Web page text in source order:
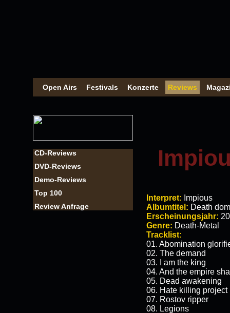
Open Airs Festivals Konzerte Reviews
CD-Reviews
DVD-Reviews
Demo-Reviews
Top 100
Review Anfrage
Interpret: Impious
Albumtitel: Death
Erscheinungsjahr:
Genre: Death-Metal
Tracklist:
01. Abomination
02. The demand
03. I am the king
04. And the empire
05. Dead awakening
06. Hate killing project
07. Rostov ripper
08. Legions